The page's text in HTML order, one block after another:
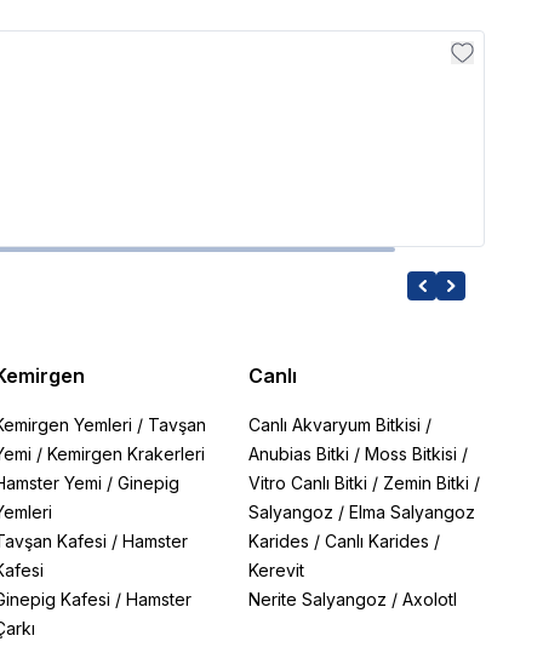
Yemleri / Tavşan
/ Kemirgen Krakerleri
Yemi / Ginepig
Kafesi / Hamster
Kafesi / Hamster
Canlı
Canlı Akvaryum Bitkisi /
Anubias Bitki /Moss Bitkisi /
Vitro Canlı Bitki / Zemin Bitki /
Salyangoz /Elma Salyangoz
Karides /Canlı Karides /
Kerevit
Nerite Salyangoz /Axolotl